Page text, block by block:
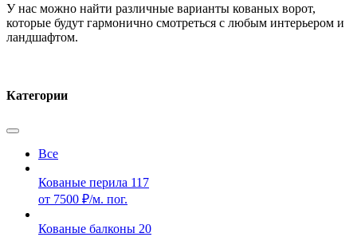
У нас можно найти различные варианты кованых ворот,
которые будут гармонично смотреться с любым интерьером и
ландшафтом.
Категории
Все
Кованые перила 117
от 7500 ₽/м. пог.
Кованые балконы 20